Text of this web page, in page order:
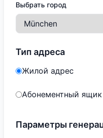
Выбрать город
Тип адреса
Жилой адрес
Абонементный ящик
Параметры